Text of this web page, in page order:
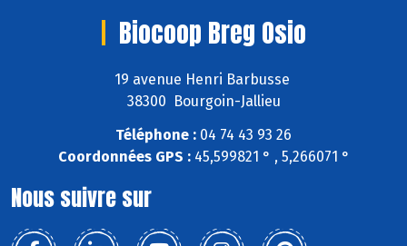
Biocoop Breg Osio
19 avenue Henri Barbusse
38300 Bourgoin-Jallieu
Téléphone : 04 74 43 93 26
Coordonnées GPS :45,599821 ° , 5,266071 °
Nous suivre sur